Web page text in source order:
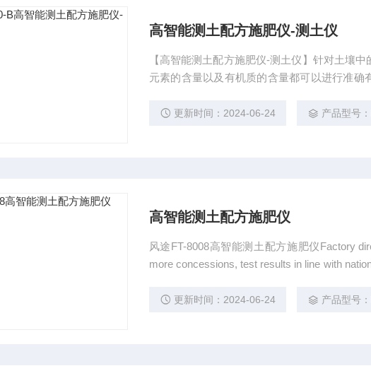
高智能测土配方施肥仪-测土仪
【高智能测土配方施肥仪-测土仪】针对土壤
元素的含量以及有机质的含量都可以进行准
统，用户学习操作过程比较简单，而且配有7
更新时间：2024-06-24 产品型号
高智能测土配方施肥仪
风途FT-8008高智能测土配方施肥仪Factory
more concessions, test results in line with
更新时间：2024-06-24 产品型号